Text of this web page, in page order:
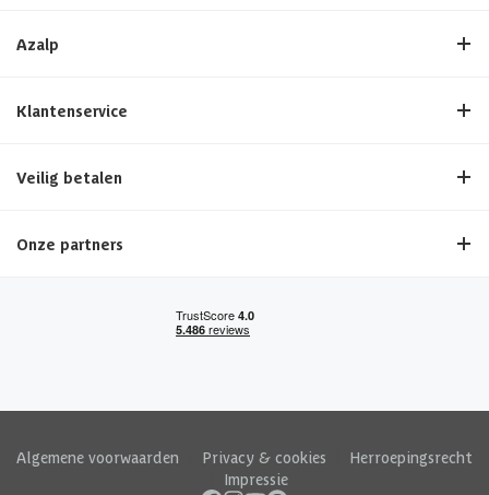
Azalp
Klantenservice
Veilig betalen
Onze partners
Algemene voorwaarden Privacy & cookies
Herroepingsrecht
Impressie